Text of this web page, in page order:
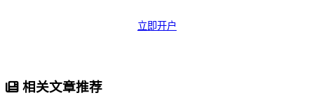
立即开户
相关文章推荐